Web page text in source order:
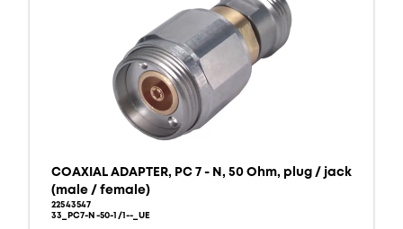
COAXIAL ADAPTER, PC 7 - N, 50 Ohm, plug / jack
(male / female)
22543547
33_PC7-N-50-1/1--_UE